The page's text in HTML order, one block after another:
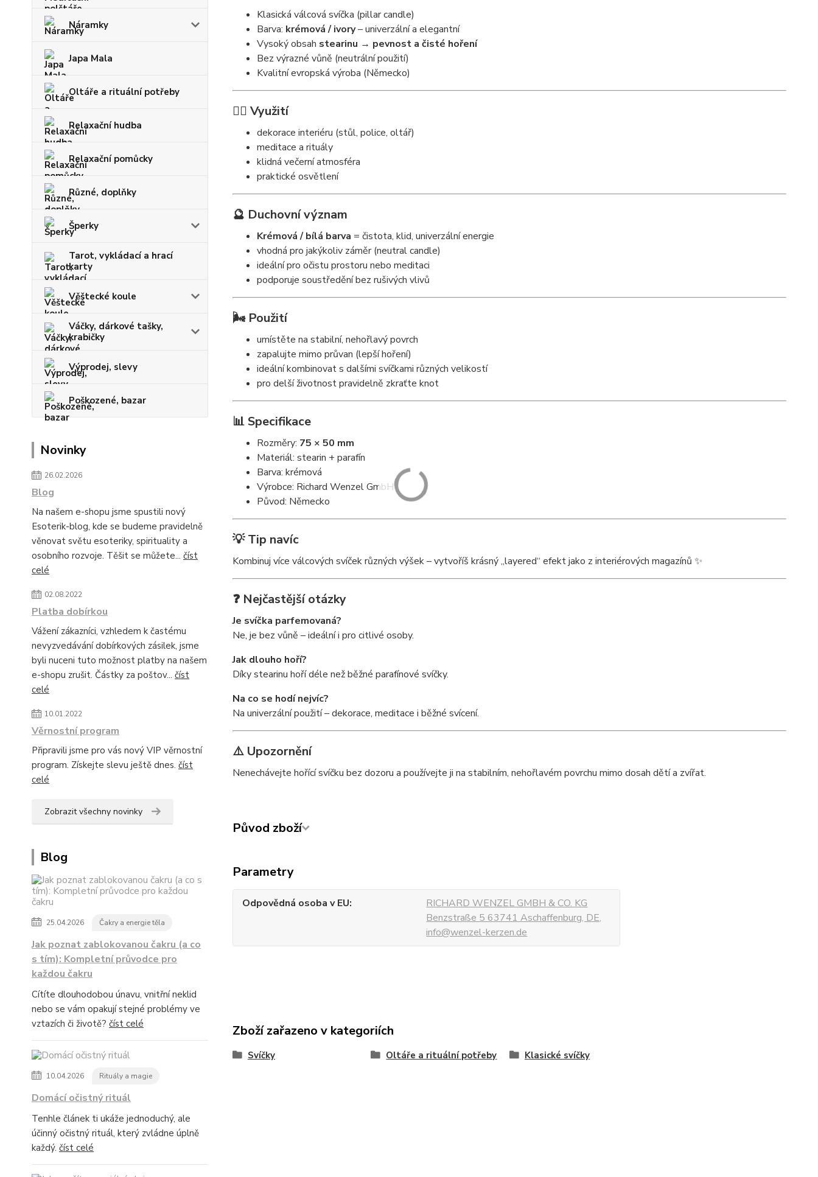
Náramky
Japa Mala
Oltáře a rituální potřeby
Relaxační hudba
Relaxační pomůcky
Různé, doplňky
Šperky
Tarot, vykládací a hrací
karty
Věštecké koule
Váčky, dárkové tašky,
krabičky
Výprodej, slevy
Poškozené, bazar
Novinky
26.02.2026
Blog
Na našem e-shopu jsme spustili nový
Esoterik-blog, kde se budeme pravidelně
věnovat světu esoteriky, spirituality a
osobního rozvoje. Těšit se můžete... číst
celé
02.08.2022
Platba dobírkou
Vážení zákazníci, vzhledem k častému
nevyzvedávání dobírkových zásilek, jsme
byli nuceni tuto možnost platby na našem
e-shopu zrušit. Částky za poštov... číst
celé
10.01.2022
Věrnostní program
Připravili jsme pro vás nový VIP věrnostní
program. Získejte slevu ještě dnes. číst
celé
Zobrazit všechny novinky
Blog
25.04.2026 Čakry a energie těla
Jak poznat zablokovanou čakru (a co
s tím): Kompletní průvodce pro
každou čakru
Cítíte dlouhodobou únavu, vnitřní neklid
nebo se vám opakují stejné problémy ve
vztazích či životě? číst celé
10.04.2026 Rituály a magie
Domácí očistný rituál
Tenhle článek ti ukáže jednoduchý, ale
účinný očistný rituál, který zvládne úplně
každý. číst celé
Klasická válcová svíčka (pillar candle)
Barva: krémová / ivory– univerzální a elegantní
Vysoký obsah stearinu → pevnost a čisté hoření
Bez výrazné vůně (neutrální použití)
Kvalitní evropská výroba (Německo)
🧘‍♀️ Využití
dekorace interiéru (stůl, police, oltář)
meditace a rituály
klidná večerní atmosféra
praktické osvětlení
🔮 Duchovní význam
Krémová / bílá barva = čistota, klid, univerzální energie
vhodná pro jakýkoliv záměr (neutral candle)
ideální pro očistu prostoru nebo meditaci
podporuje soustředění bez rušivých vlivů
🌬️ Použití
umístěte na stabilní, nehořlavý povrch
zapalujte mimo průvan (lepší hoření)
ideální kombinovat s dalšími svíčkami různých velikostí
pro delší životnost pravidelně zkraťte knot
📊 Specifikace
Rozměry: 75 × 50 mm
Materiál: stearin + parafín
Barva: krémová
Výrobce: Richard Wenzel GmbH
Původ: Německo
💡 Tip navíc
Kombinuj více válcových svíček různých výšek – vytvoříš krásný „layered“ efekt jako z interiérových magazínů ✨
❓ Nejčastější otázky
Je svíčka parfemovaná?
Ne, je bez vůně – ideální i pro citlivé osoby.
Jak dlouho hoří?
Díky stearinu hoří déle než běžné parafínové svíčky.
Na co se hodí nejvíc?
Na univerzální použití – dekorace, meditace i běžné svícení.
⚠️ Upozornění
Nenechávejte hořící svíčku bez dozoru a používejte ji na stabilním, nehořlavém povrchu mimo dosah dětí a zvířat.
Původ zboží
Parametry
Odpovědná osoba v EU
RICHARD WENZEL GMBH & CO. KG
Benzstraße 5 63741 Aschaffenburg, DE,
info@wenzel-kerzen.de
Zboží zařazeno v kategoriích
Svíčky Oltáře a rituální potřeby Klasické svíčky